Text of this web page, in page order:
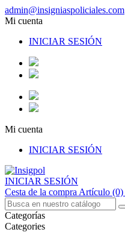
admin@insigniaspoliciales.com
Mi cuenta
INICIAR SESIÓN
Mi cuenta
INICIAR SESIÓN
INICIAR SESIÓN
Cesta de la compra Artículo (0)
Categorías
Categories